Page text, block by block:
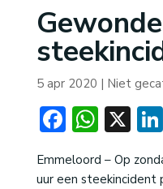
5 apr 2020 | Niet
X
Emmeloord – Op
uur een steekincident